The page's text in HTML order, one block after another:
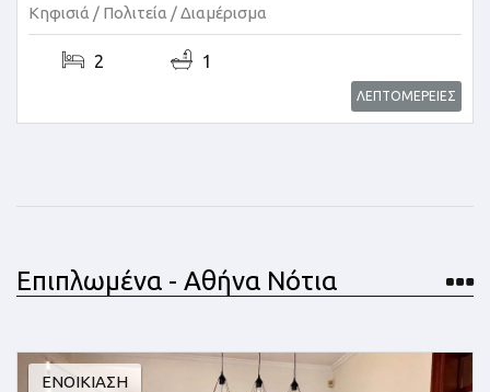
Κηφισιά / Πολιτεία /Διαμέρισμα
2 1
ΛΕΠΤΟΜΕΡΕΙΕΣ
Επιπλωμένα - Αθήνα Νότια
ΕΝΟΙΚΊΑΣΗ